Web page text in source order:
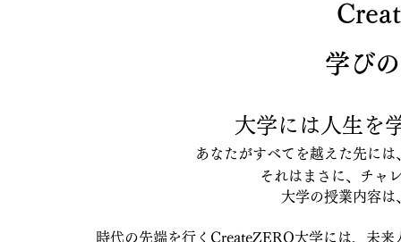
学び
大学には人生を
あなたがすべてを越えた先に
それはまさに、チャ
大学の授業内容
時代の先端を行くCreateZERO大学には、未